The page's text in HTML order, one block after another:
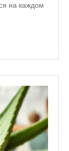
на каждом